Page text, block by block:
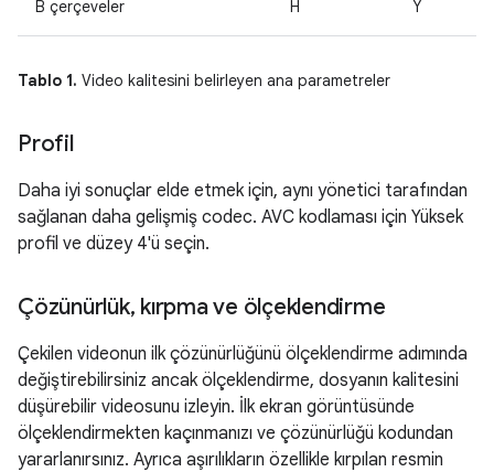
B çerçeveler H Y
Tablo 1. Video kalitesini belirleyen ana parametreler
Profil
Daha iyi sonuçlar elde etmek için, aynı yönetici tarafından
sağlanan daha gelişmiş codec. AVC kodlaması için Yüksek
profil ve düzey 4'ü seçin.
Çözünürlük, kırpma ve ölçeklendirme
Çekilen videonun ilk çözünürlüğünü ölçeklendirme adımında
değiştirebilirsiniz ancak ölçeklendirme, dosyanın kalitesini
düşürebilir videosunu izleyin. İlk ekran görüntüsünde
ölçeklendirmekten kaçınmanızı ve çözünürlüğü kodundan
yararlanırsınız. Ayrıca aşırılıkların özellikle kırpılan resmin